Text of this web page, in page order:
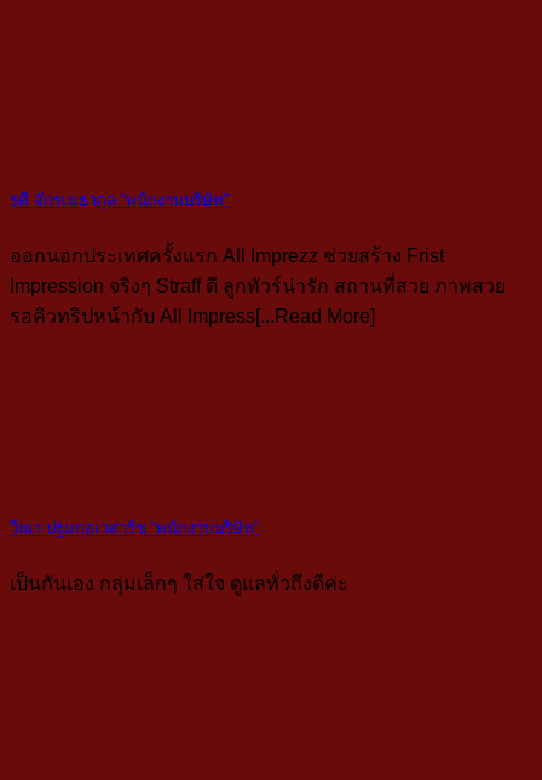
รตี จักรเมธากุล “พนักงานบริษัท”
ออกนอกประเทศครั้งแรก All Imprezz ช่วยสร้าง Frist
Impression จริงๆ Straff ดี ลูกทัวร์น่ารัก สถานที่สวย ภาพสวย
รอคิวทริปหน้ากับ All Impress[...Read More]
วีณา ปฐมกุลเวสารัช “พนักงานบริษัท”
เป็นกันเอง กลุ่มเล็กๆ ใส่ใจ ดูแลทั่วถึงดีค่ะ